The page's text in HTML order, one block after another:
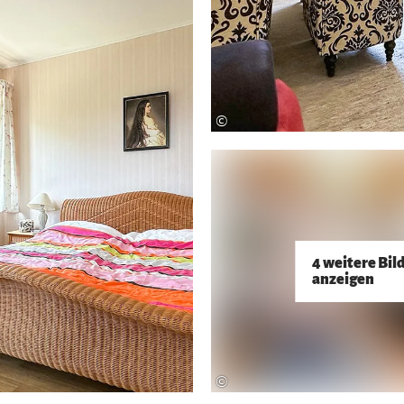
4 weitere
anzeigen
©
©